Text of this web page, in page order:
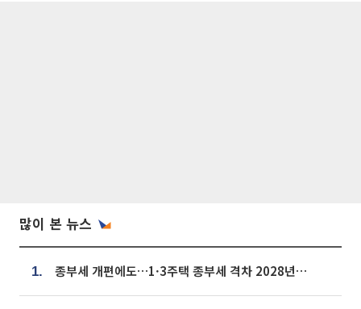
많이 본 뉴스
1. 종부세 개편에도…1·3주택 종부세 격차 2028년부터 확대